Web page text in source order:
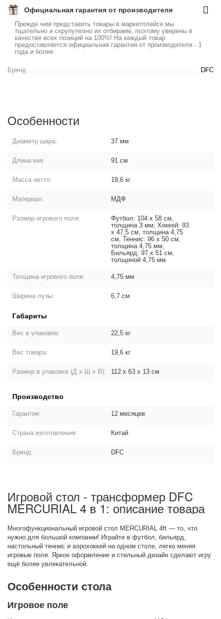
Официальная гарантия от производителя
Прежде чем представить товары в маркетплейсе мы
тщательно и скрупулезно их отбираем, поэтому уверены в
качестве всех позиций на 100%! На каждый товар
предоставляется официальная гарантия от производителя - 1
года и более
Бренд DFC
Особенности
Диаметр шара: 37 мм
Длина кия: 91 см
Масса нетто: 19,6 кг
Материал: МДФ
Размер игрового поля:
Футбол: 104 х 58 см,
толщина 3 мм; Хоккей: 93
х 47,5 см, толщина 4,75
см; Теннис: 96 х 50 см,
толщина 4,75 мм;
Бильярд: 97 х 51 см,
толщиной 4,75 мм
Толщина игрового поля: 4,75 мм
Ширина лузы: 6,7 см
Габариты
Вес в упаковке: 22,5 кг
Вес товара: 19,6 кг
Размер в упаковке (Д х Ш х В): 112 х 63 х 13 см
Производство
Гарантия: 12 месяцев
Страна изготовления: Китай
Бренд: DFC
Игровой стол - трансформер DFC
MERCURIAL 4 в 1: описание товара
Многофункциональный игровой стол MERCURIAL 4ft — то, что
нужно для большой компании! Играйте в футбол, бильярд,
настольный теннис и аэрохоккей на одном столе, легко меняя
игровые поля. Яркое оформление и стильный дизайн сделают игру
ещё более увлекательной.
Особенности стола
Игровое поле